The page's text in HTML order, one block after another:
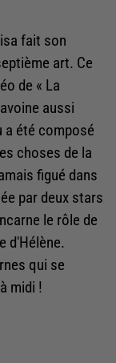
fait son
art. Ce
de « La
aussi
a été composé
choses de la
figué dans
par deux stars
le rôle de
d'Hélène.
qui se
midi !